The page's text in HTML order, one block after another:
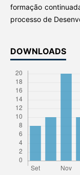
formação
processo de
DOWNLOADS